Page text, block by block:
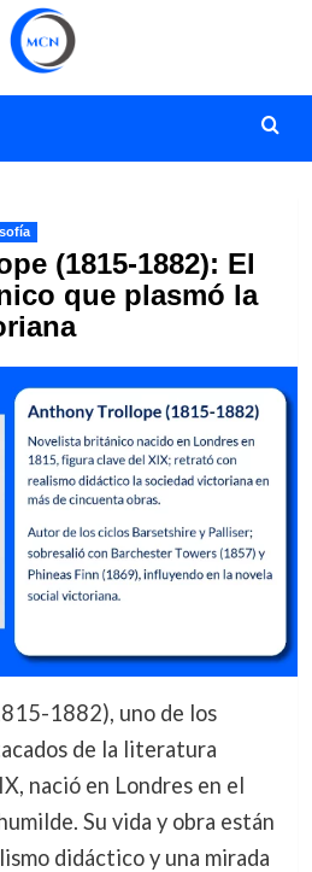
(1815-1882): El
que plasmó la
1882), uno de los
de la literatura
nació en Londres en el
Su vida y obra están
didáctico y una mirada